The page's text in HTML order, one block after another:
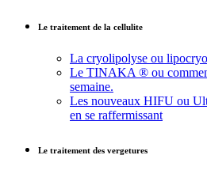
Le traitement de la cellulite
La cryolipolyse ou
Le TINAKA ® ou
semaine.
Les nouveaux HIFU ou
en se raffermissant
Le traitement des vergetures